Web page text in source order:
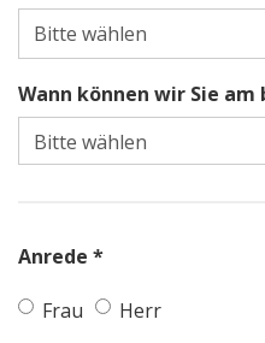
Wann können wir Sie
Anrede *
Frau Herr